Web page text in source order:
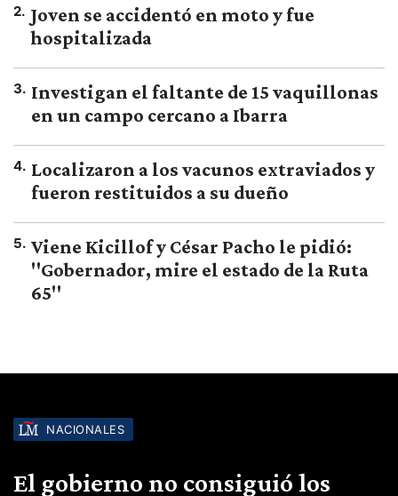
2. Joven se accidentó en moto y fue
hospitalizada
3. Investigan el faltante de 15 vaquillonas
en un campo cercano a Ibarra
4. Localizaron a los vacunos extraviados y
fueron restituidos a su dueño
5. Viene Kicillof y César Pacho le pidió:
"Gobernador, mire el estado de la Ruta
65"
NACIONALES
El gobierno no consiguió los